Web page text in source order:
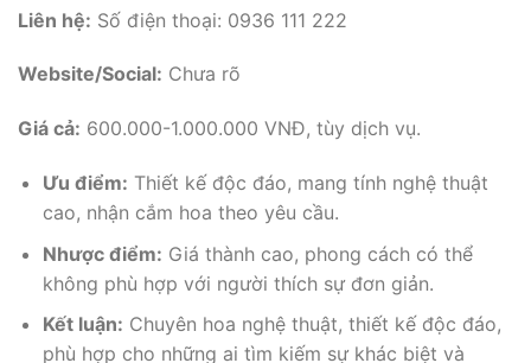
Liên hệ: Số điện thoại: 0936 111 222
Website/Social: Chưa rõ
Giá cả: 600.000-1.000.000 VNĐ, tùy dịch vụ.
Ưu điểm: Thiết kế độc đáo, mang tính nghệ thuật
cao, nhận cắm hoa theo yêu cầu.
Nhược điểm: Giá thành cao, phong cách có thể
không phù hợp với người thích sự đơn giản.
Kết luận: Chuyên hoa nghệ thuật, thiết kế độc đáo,
phù hợp cho những ai tìm kiếm sự khác biệt và